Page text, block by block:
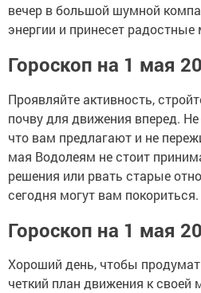
вечер в большой шумной
энергии и принесет
Гороскоп на 1 мая
Проявляйте активность,
почву для движения вперед.
что вам предлагают и не
мая Водолеям не стоит
решения или рвать старые
сегодня могут вам покориться.
Гороскоп на 1 мая
Хороший день, чтобы
четкий план движения к своей